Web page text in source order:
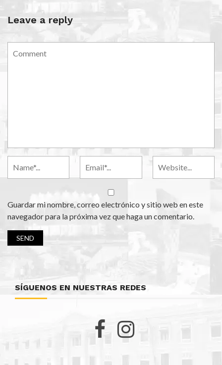
Leave a reply
Guardar mi nombre, correo electrónico y sitio web en este
navegador para la próxima vez que haga un comentario.
SÍGUENOS EN NUESTRAS REDES